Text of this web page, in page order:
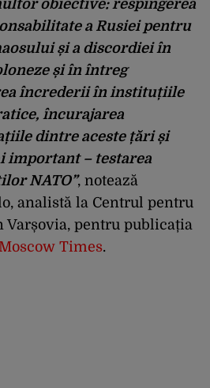
obiective: respingerea
a Rusiei pentru
și a discordiei în
și în întreg
încrederii în instituțiile
încurajarea
țiile dintre aceste țări și
important – testarea
NATO”, notează
analistă la Centrul pentru
Varșovia, pentru publicația
Times.